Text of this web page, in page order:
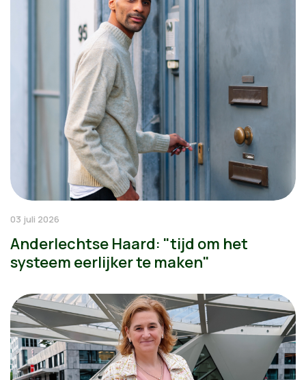
03 juli 2026
Anderlechtse Haard: "tijd om het
systeem eerlijker te maken"